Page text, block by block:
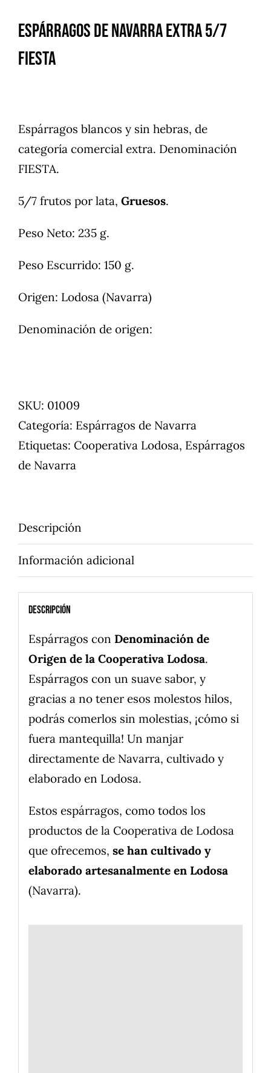
Espárragos de Navarra Extra 5/7
FIESTA
Espárragos blancos y sin hebras, de
categoría comercial extra. Denominación
FIESTA.
5/7 frutos por lata, Gruesos.
Peso Neto: 235 g.
Peso Escurrido: 150 g.
Origen: Lodosa (Navarra)
Denominación de origen:
SKU: 01009
Categoría: Espárragos de Navarra
Etiquetas: Cooperativa Lodosa, Espárragos
de Navarra
Descripción
Información adicional
Descripción
Espárragos con Denominación de
Origen de la Cooperativa Lodosa.
Espárragos con un suave sabor, y
gracias a no tener esos molestos hilos,
podrás comerlos sin molestias, ¡cómo si
fuera mantequilla! Un manjar
directamente de Navarra, cultivado y
elaborado en Lodosa.
Estos espárragos, como todos los
productos de la Cooperativa de Lodosa
que ofrecemos, se han cultivado y
elaborado artesanalmente en Lodosa
(Navarra).